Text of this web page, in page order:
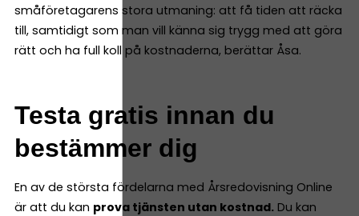
småföretagarens stora utmaning: att få tiden att räcka
till, samtidigt som man vill känna sig trygg med att göra
rätt och ha full koll på kostnaderna, berättar Åsa.
Testa gratis innan du
bestämmer dig
En av de största fördelarna med Årsredovisning Online
är att du kan prova tjänsten utan kostnad. Du kan